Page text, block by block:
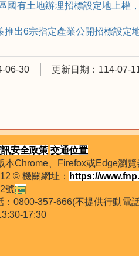
國有土地辦理招標設定地上權
推出6宗指定產業公開招標設
06-30 更新日期：114-07-
安全政策 交通位置
本Chrome、Firefox或Edge瀏覽
© 機關網址： https://
號
357-666(不提供行動電
17:30